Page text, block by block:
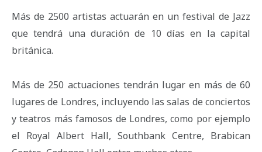
Más de 2500 artistas actuarán en un festival de Jazz
que tendrá una duración de 10 días en la capital
británica.
Más de 250 actuaciones tendrán lugar en más de 60
lugares de Londres, incluyendo las salas de conciertos
y teatros más famosos de Londres, como por ejemplo
el Royal Albert Hall, Southbank Centre, Brabican